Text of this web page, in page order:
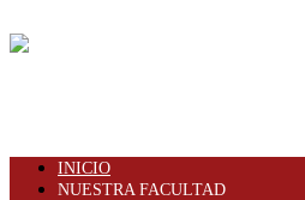
INICIO
NUESTRA FACULTAD